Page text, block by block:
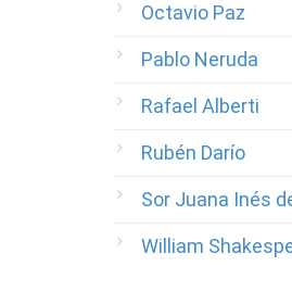
Octavio Paz
Pablo Neruda
Rafael Alberti
Rubén Darío
Sor Juana Inés
William